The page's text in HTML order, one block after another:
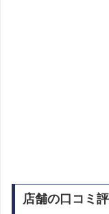
店舗の口コミ